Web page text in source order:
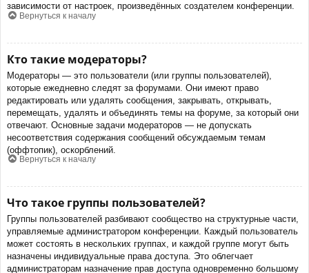
зависимости от настроек, произведённых создателем конференции.
Вернуться к началу
Кто такие модераторы?
Модераторы — это пользователи (или группы пользователей),
которые ежедневно следят за форумами. Они имеют право
редактировать или удалять сообщения, закрывать, открывать,
перемещать, удалять и объединять темы на форуме, за который они
отвечают. Основные задачи модераторов — не допускать
несоответствия содержания сообщений обсуждаемым темам
(оффтопик), оскорблений.
Вернуться к началу
Что такое группы пользователей?
Группы пользователей разбивают сообщество на структурные части,
управляемые администратором конференции. Каждый пользователь
может состоять в нескольких группах, и каждой группе могут быть
назначены индивидуальные права доступа. Это облегчает
администраторам назначение прав доступа одновременно большому